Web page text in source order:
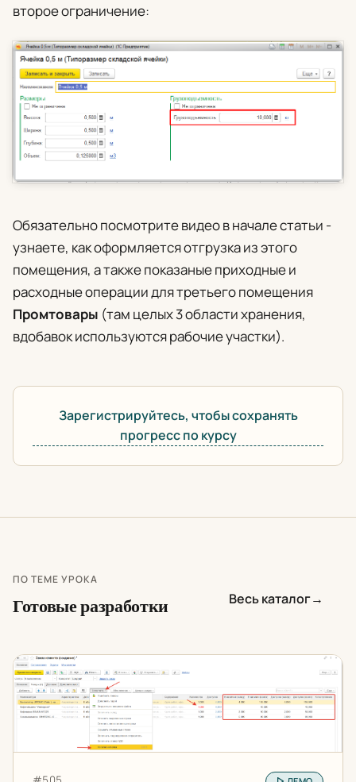
второе ограничение:
Обязательно посмотрите видео в начале статьи -
узнаете, как оформляется отгрузка из этого
помещения, а также показаные приходные и
расходные операции для третьего помещения
Промтовары (там целых 3 области хранения,
вдобавок используются рабочие участки).
Зарегистрируйтесь, чтобы сохранять
прогресс по курсу
ПО ТЕМЕ УРОКА
Готовые разработки Весь каталог→
Остаток товара и ячейка хранения в документах и
Артикул: